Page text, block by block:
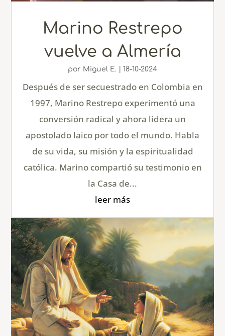
Marino Restrepo
vuelve a Almería
por Miguel E. 18-10-2024
Después de ser secuestrado en Colombia en
1997, Marino Restrepo experimentó una
conversión radical y ahora lidera un
apostolado laico por todo el mundo. Habla
de su vida, su misión y la espiritualidad
católica. Marino compartió su testimonio en
la Casa de...
leer más